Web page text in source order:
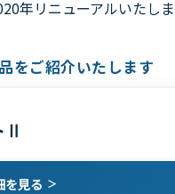
年リニューアルいたしま
をご紹介いたします
Ⅱ
を見る